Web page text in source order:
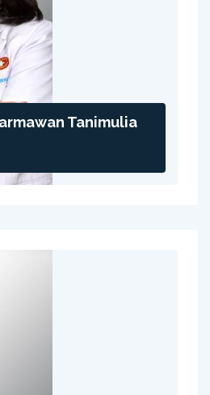
Tanimulia